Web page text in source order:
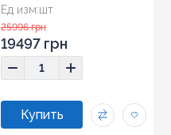
Ед изм:шт
25996 грн
19497 грн